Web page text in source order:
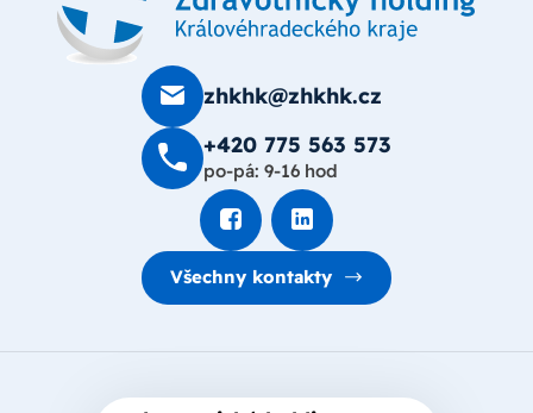
zhkhk@zhkhk.cz
+420 775 563 573
po-pá: 9-16 hod
Všechny kontakty